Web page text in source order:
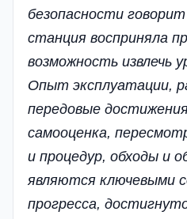
безопасности
станция восприняла
возможность извлечь
Опыт эксплуатации,
передовые
самооценка,
и процедур, обходы и
являются ключевыми
прогресса,